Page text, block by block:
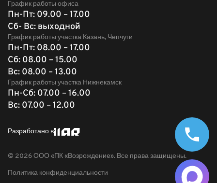
График работы офиса
Пн-Пт: 09.00 – 17.00
Сб- Вс: выходной
График работы участка Казань, Чепчуги
Пн-Пт: 08.00 – 17.00
Сб: 08.00 – 15.00
Вс: 08.00 – 13.00
График работы участка Нижнекамск
Пн-Сб: 07.00 – 16.00
Вс: 07.00 – 12.00
Разработано в
© 2026 ООО «ПК «Возрождение». Все права защищены.
Политика конфиденциальности